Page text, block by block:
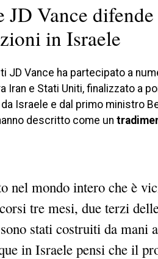
Vance
in Israele
JD Vance ha partecipato a
Iran e Stati Uniti, finalizzato a
Israele e dal primo ministro
descritto come un
nel mondo intero che è
tre mesi, due terzi
stati costruiti da mani
in Israele pensi che il